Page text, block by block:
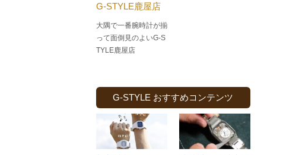
G-STYLE鹿屋店
大隅で一番腕時計が揃
って面倒見のよいG-S
TYLE鹿屋店
G-STYLE おすすめコンテンツ